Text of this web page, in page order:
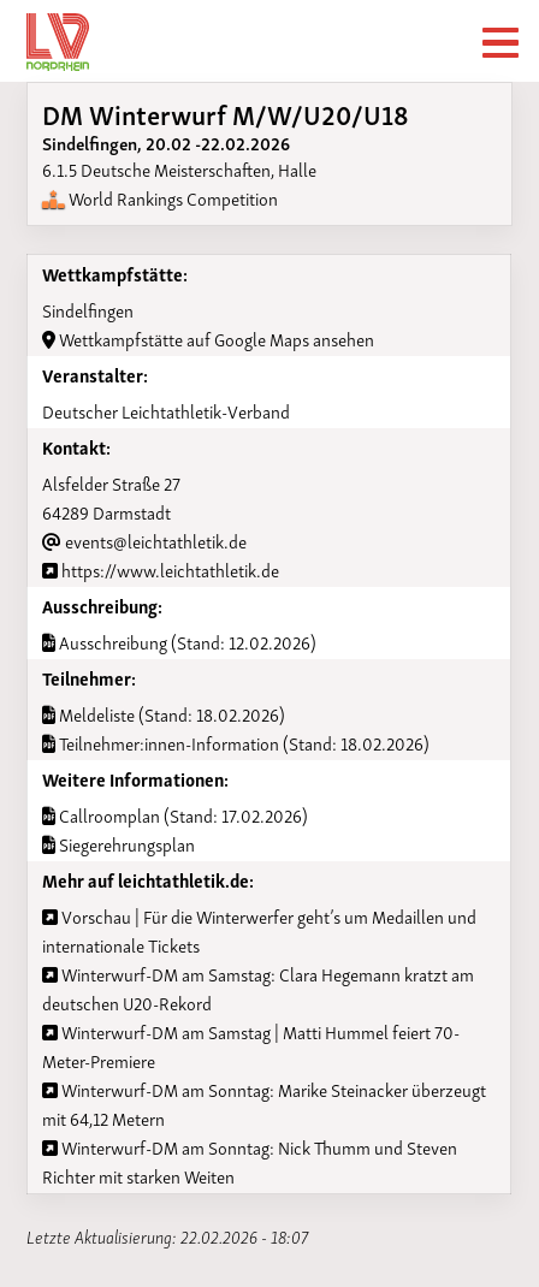
DM Winterwurf M/W/U20/U18
Sindelfingen, 20.02 -22.02.2026
6.1.5 Deutsche Meisterschaften, Halle
World Rankings Competition
Wettkampfstätte:
Sindelfingen
Wettkampfstätte auf Google Maps ansehen
Veranstalter:
Deutscher Leichtathletik-Verband
Kontakt:
Alsfelder Straße 27
64289 Darmstadt
events@leichtathletik.de
https://www.leichtathletik.de
Ausschreibung:
Ausschreibung (Stand: 12.02.2026)
Teilnehmer:
Meldeliste (Stand: 18.02.2026)
Teilnehmer:innen-Information (Stand: 18.02.2026)
Weitere Informationen:
Callroomplan (Stand: 17.02.2026)
Siegerehrungsplan
Mehr auf leichtathletik.de:
Vorschau | Für die Winterwerfer geht’s um Medaillen und
internationale Tickets
Winterwurf-DM am Samstag: Clara Hegemann kratzt am
deutschen U20-Rekord
Winterwurf-DM am Samstag | Matti Hummel feiert 70-
Meter-Premiere
Winterwurf-DM am Sonntag: Marike Steinacker überzeugt
mit 64,12 Metern
Winterwurf-DM am Sonntag: Nick Thumm und Steven
Richter mit starken Weiten
Letzte Aktualisierung: 22.02.2026 - 18:07